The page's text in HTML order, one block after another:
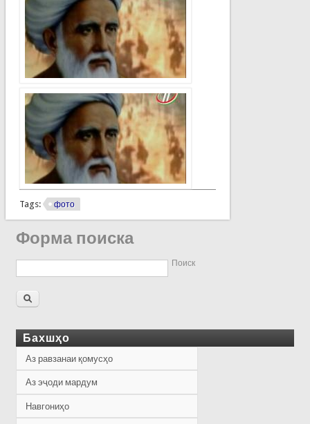
Tags: фото
Форма поиска
Поиск
Бахшҳо
Аз равзанаи қомусҳо
Аз эҷоди мардум
Навгониҳо